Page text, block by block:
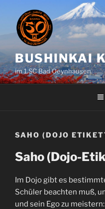
Inhalt
springen
BUSHINKAI
im 1.SC Bad Oeynhausen
SAHO (DOJO
Saho (Dojo-
Im Dojo gibt es
Schüler beachten muß,
und sein Ego zu meistern: